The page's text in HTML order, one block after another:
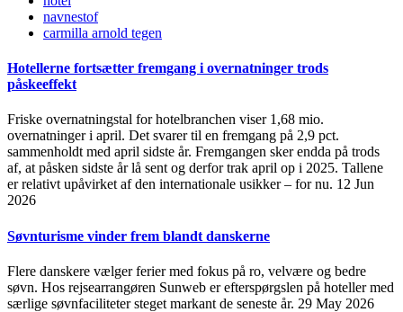
navnestof
carmilla arnold tegen
Hotellerne fortsætter fremgang i overnatninger trods
påskeeffekt
Friske overnatningstal for hotelbranchen viser 1,68 mio.
overnatninger i april. Det svarer til en fremgang på 2,9 pct.
sammenholdt med april sidste år. Fremgangen sker endda på trods
af, at påsken sidste år lå sent og derfor trak april op i 2025. Tallene
er relativt upåvirket af den internationale usikker – for nu. 12 Jun
2026
Søvnturisme vinder frem blandt danskerne
Flere danskere vælger ferier med fokus på ro, velvære og bedre
søvn. Hos rejsearrangøren Sunweb er efterspørgslen på hoteller med
særlige søvnfaciliteter steget markant de seneste år. 29 May 2026